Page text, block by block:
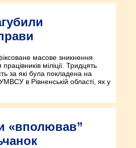
масове зникнення
міліції. Тридцять
за які була покладена на
в Рівненській області, як у
«вполював”